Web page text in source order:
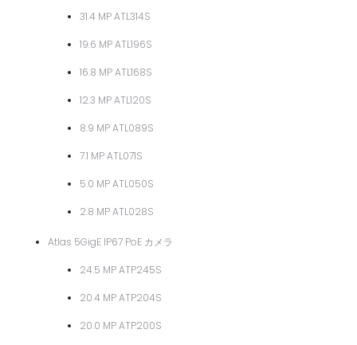
31.4 MP ATL314S
19.6 MP ATL196S
16.8 MP ATL168S
12.3 MP ATL120S
8.9 MP ATL089S
7.1 MP ATL071S
5.0 MP ATL050S
2.8 MP ATL028S
Atlas 5GigE IP67 PoE カメラ
24.5 MP ATP245S
20.4 MP ATP204S
20.0 MP ATP200S